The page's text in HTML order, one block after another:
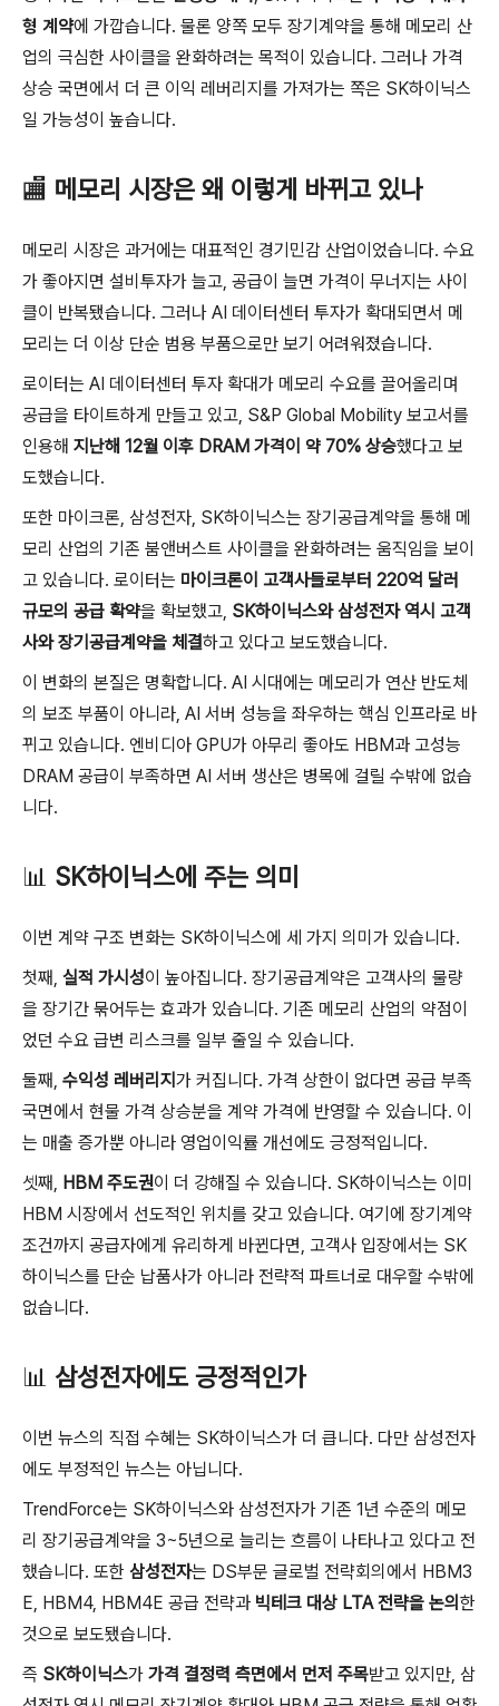
형 계약에 가깝습니다. 물론 양쪽 모두 장기계약을 통해 메모리 산
업의 극심한 사이클을 완화하려는 목적이 있습니다. 그러나 가격
상승 국면에서 더 큰 이익 레버리지를 가져가는 쪽은 SK하이닉스
일 가능성이 높습니다.
🏬 메모리 시장은 왜 이렇게 바뀌고 있나
메모리 시장은 과거에는 대표적인 경기민감 산업이었습니다. 수요
가 좋아지면 설비투자가 늘고, 공급이 늘면 가격이 무너지는 사이
클이 반복됐습니다. 그러나 AI 데이터센터 투자가 확대되면서 메
모리는 더 이상 단순 범용 부품으로만 보기 어려워졌습니다.
로이터는 AI 데이터센터 투자 확대가 메모리 수요를 끌어올리며
공급을 타이트하게 만들고 있고, S&P Global Mobility 보고서를
인용해 지난해 12월 이후 DRAM 가격이 약 70% 상승했다고 보
도했습니다.
또한 마이크론, 삼성전자, SK하이닉스는 장기공급계약을 통해 메
모리 산업의 기존 붐앤버스트 사이클을 완화하려는 움직임을 보이
고 있습니다. 로이터는 마이크론이 고객사들로부터 220억 달러
규모의 공급 확약을 확보했고, SK하이닉스와 삼성전자 역시 고객
사와 장기공급계약을 체결하고 있다고 보도했습니다.
이 변화의 본질은 명확합니다. AI 시대에는 메모리가 연산 반도체
의 보조 부품이 아니라, AI 서버 성능을 좌우하는 핵심 인프라로 바
뀌고 있습니다. 엔비디아 GPU가 아무리 좋아도 HBM과 고성능
DRAM 공급이 부족하면 AI 서버 생산은 병목에 걸릴 수밖에 없습
니다.
📊 SK하이닉스에 주는 의미
이번 계약 구조 변화는 SK하이닉스에 세 가지 의미가 있습니다.
첫째, 실적 가시성이 높아집니다. 장기공급계약은 고객사의 물량
을 장기간 묶어두는 효과가 있습니다. 기존 메모리 산업의 약점이
었던 수요 급변 리스크를 일부 줄일 수 있습니다.
둘째, 수익성 레버리지 가 커집니다. 가격 상한이 없다면 공급 부족
국면에서 현물 가격 상승분을 계약 가격에 반영할 수 있습니다. 이
는 매출 증가뿐 아니라 영업이익률 개선에도 긍정적입니다.
셋째, HBM 주도권이 더 강해질 수 있습니다. SK하이닉스는 이미
HBM 시장에서 선도적인 위치를 갖고 있습니다. 여기에 장기계약
조건까지 공급자에게 유리하게 바뀐다면, 고객사 입장에서는 SK
하이닉스를 단순 납품사가 아니라 전략적 파트너로 대우할 수밖에
없습니다.
📊 삼성전자에도 긍정적인가
이번 뉴스의 직접 수혜는 SK하이닉스가 더 큽니다. 다만 삼성전자
에도 부정적인 뉴스는 아닙니다.
TrendForce는 SK하이닉스와 삼성전자가 기존 1년 수준의 메모
리 장기공급계약을 3~5년으로 늘리는 흐름이 나타나고 있다고 전
했습니다. 또한 삼성전자는 DS부문 글로벌 전략회의에서 HBM3
E, HBM4, HBM4E 공급 전략과 빅테크 대상 LTA 전략을 논의 한
것으로 보도됐습니다.
즉 SK하이닉스가 가격 결정력 측면에서 먼저 주목받고 있지만, 삼